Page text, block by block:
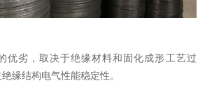
优劣，取决于绝缘材料和固化成形工艺过
缘结构电气性能稳定性。